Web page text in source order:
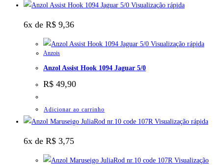
Visualização rápida
6x de R$ 9,36
Visualização rápida
Anzois
Anzol Assist Hook 1094 Jaguar 5/0
R$ 49,90
Adicionar ao carrinho
Visualização rápida
6x de R$ 3,75
Visualização